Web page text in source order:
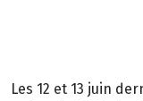
Les 12 et 13 juin